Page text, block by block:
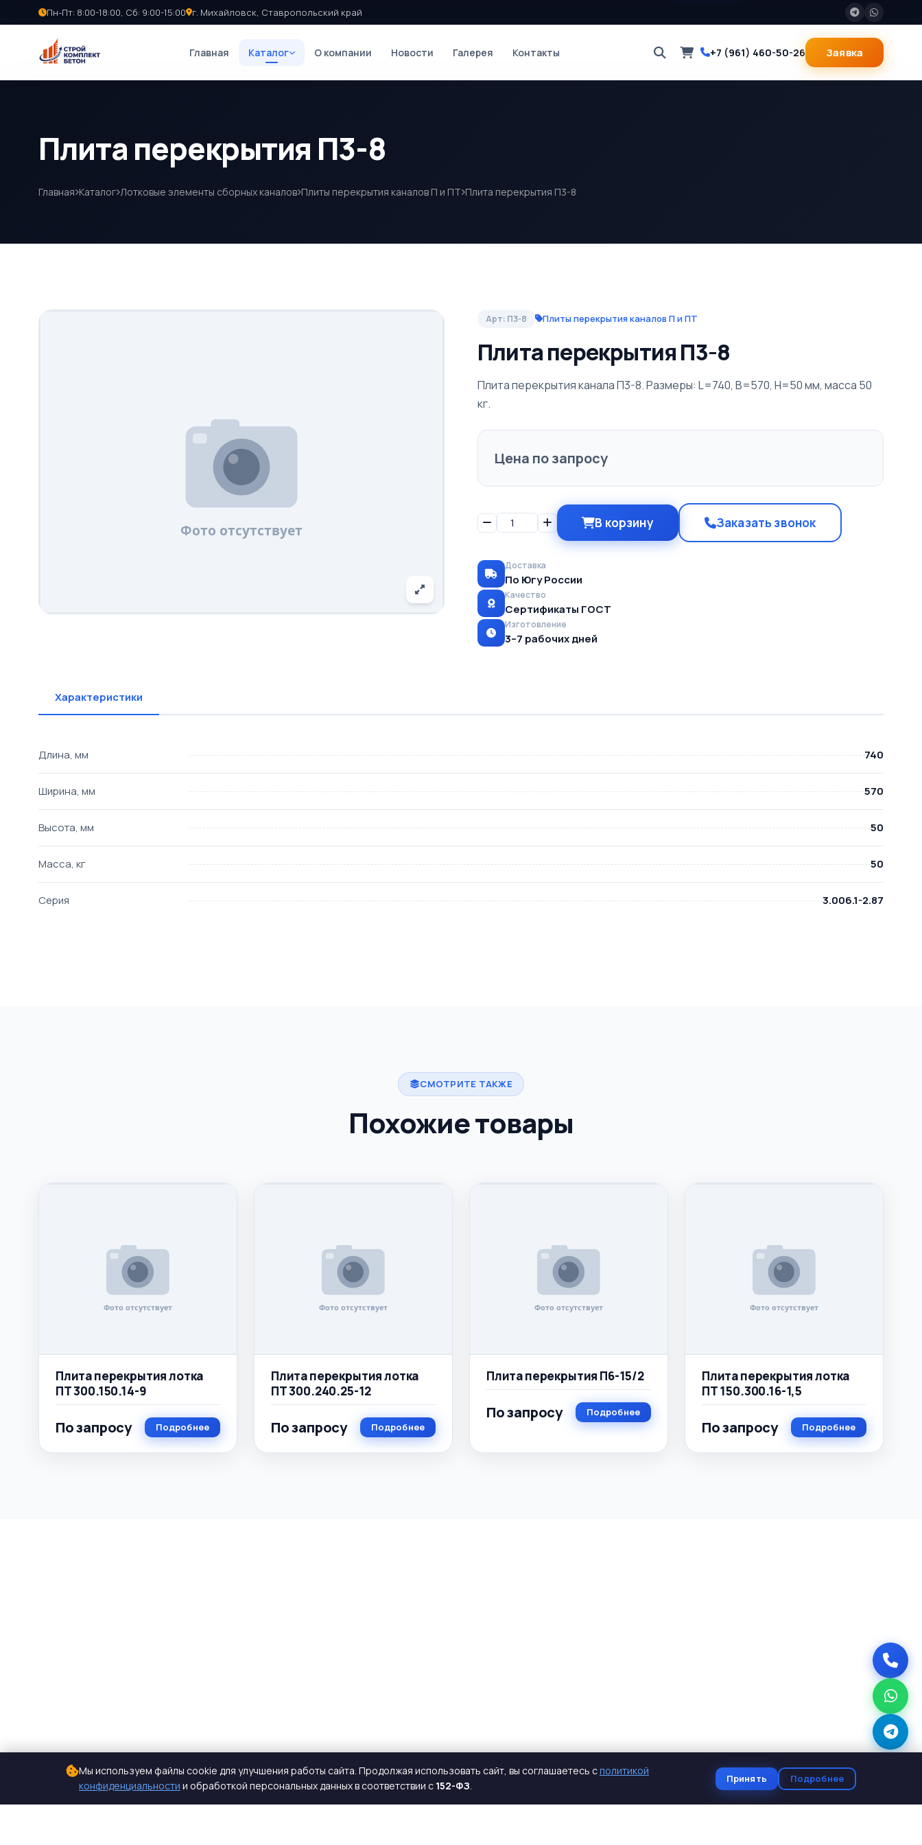
Пн-Пт: 8:00-18:00, Сб: 9:00-15:00 г. Михайловск, Ставропольский край
Главная Каталог О компании Новости Галерея Контакты +7 (961) 460-50-26 Заявка
Плита перекрытия П3-8
Главная Каталог Лотковые элементы сборных каналов Плиты перекрытия каналов П и ПТ Плита перекрытия П3-8
Арт: П3-8 Плиты перекрытия каналов П и ПТ
Плита перекрытия П3-8
Плита перекрытия канала П3-8. Размеры: L=740, B=570, H=50 мм, масса 50
кг.
Цена по запросу
В корзину Заказать звонок
Доставка
По Югу России
Качество
Сертификаты ГОСТ
Изготовление
3–7 рабочих дней
Характеристики
Длина, мм 740
Ширина, мм 570
Высота, мм 50
Масса, кг 50
Серия 3.006.1-2.87
СМОТРИТЕ ТАКЖЕ
Похожие товары
Плита перекрытия лотка
ПТ 300.150.14-9
По запросу Подробнее
Плита перекрытия лотка
ПТ 300.240.25-12
По запросу Подробнее
Плита перекрытия П6-15/2
По запросу Подробнее
Плита перекрытия лотка
ПТ 150.300.16-1,5
По запросу Подробнее
Мы используем файлы cookie для улучшения работы сайта. Продолжая использовать сайт, вы соглашаетесь сполитикой
конфиденциальности и обработкой персональных данных в соответствии с 152-ФЗ.
Принять Подробнее